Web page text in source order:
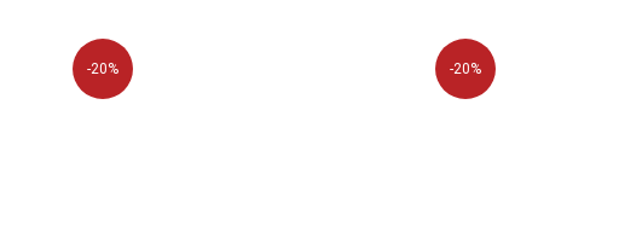
-20% -20%